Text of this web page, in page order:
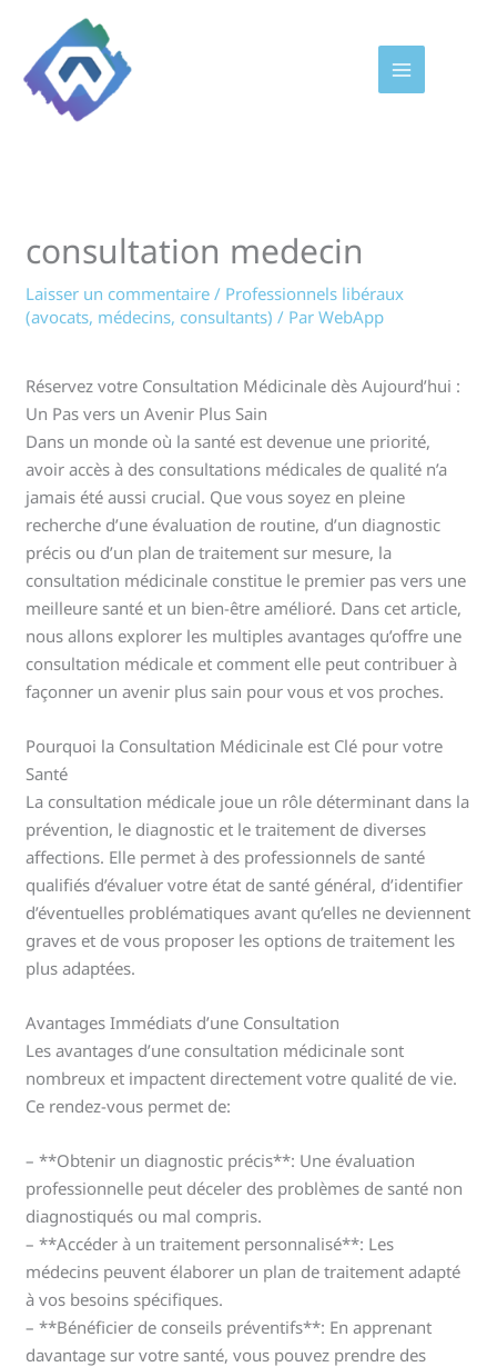
contenu
consultation medecin
Laisser un commentaire / Professionnels libéraux
(avocats, médecins, consultants) / ParWebApp
Réservez votre Consultation Médicinale dès Aujourd’hui :
Un Pas vers un Avenir Plus Sain
Dans un monde où la santé est devenue une priorité,
avoir accès à des consultations médicales de qualité n’a
jamais été aussi crucial. Que vous soyez en pleine
recherche d’une évaluation de routine, d’un diagnostic
précis ou d’un plan de traitement sur mesure, la
consultation médicinale constitue le premier pas vers une
meilleure santé et un bien-être amélioré. Dans cet article,
nous allons explorer les multiples avantages qu’offre une
consultation médicale et comment elle peut contribuer à
façonner un avenir plus sain pour vous et vos proches.
Pourquoi la Consultation Médicinale est Clé pour votre
Santé
La consultation médicale joue un rôle déterminant dans la
prévention, le diagnostic et le traitement de diverses
affections. Elle permet à des professionnels de santé
qualifiés d’évaluer votre état de santé général, d’identifier
d’éventuelles problématiques avant qu’elles ne deviennent
graves et de vous proposer les options de traitement les
plus adaptées.
Avantages Immédiats d’une Consultation
Les avantages d’une consultation médicinale sont
nombreux et impactent directement votre qualité de vie.
Ce rendez-vous permet de:
– **Obtenir un diagnostic précis**: Une évaluation
professionnelle peut déceler des problèmes de santé non
diagnostiqués ou mal compris.
– **Accéder à un traitement personnalisé**: Les
médecins peuvent élaborer un plan de traitement adapté
à vos besoins spécifiques.
– **Bénéficier de conseils préventifs**: En apprenant
davantage sur votre santé, vous pouvez prendre des